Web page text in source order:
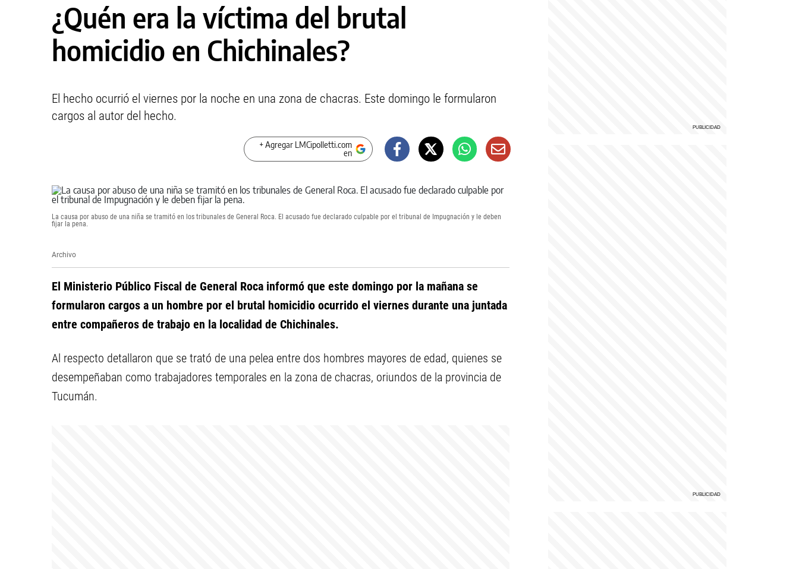
¿Quén era la víctima del brutal
homicidio en Chichinales?
El hecho ocurrió el viernes por la noche en una zona de chacras. Este domingo le formularon
cargos al autor del hecho.
+ Agregar LMCipolletti.com
en
La causa por abuso de una niña se tramitó en los tribunales de General Roca. El acusado fue declarado culpable por el tribunal de Impugnación y le deben
fijar la pena.
Archivo
El Ministerio Público Fiscal de General Roca informó que este domingo por la mañana se
formularon cargos a un hombre por el brutal homicidio ocurrido el viernes durante una juntada
entre compañeros de trabajo en la localidad de Chichinales.
Al respecto detallaron que se trató de una pelea entre dos hombres mayores de edad, quienes se
desempeñaban como trabajadores temporales en la zona de chacras, oriundos de la provincia de
Tucumán.